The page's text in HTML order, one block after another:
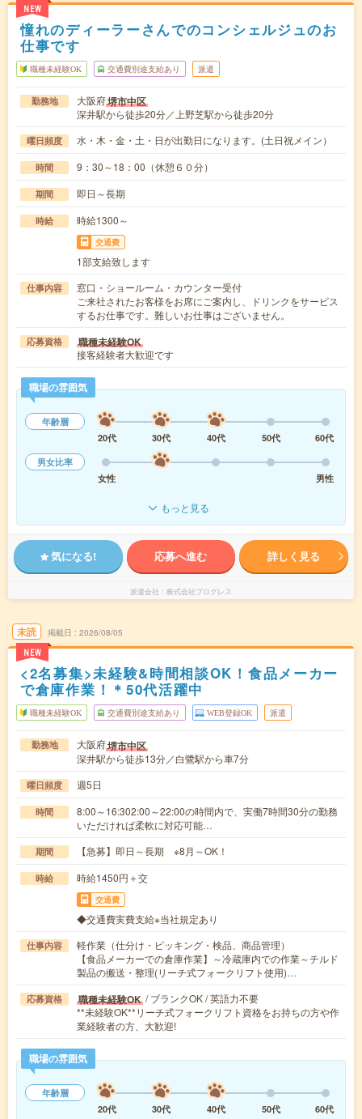
NEW
憧れのディーラーさんでのコンシェルジュのお
仕事です
職種未経験OK 交通費別途支給あり 派遣
勤務地 大阪府堺市中区
深井駅から徒歩20分／上野芝駅から徒歩20分
曜日頻度 水・木・金・土・日が出勤日になります。(土日祝メイン）
時間 9：30～18：00（休憩６０分）
期間 即日～長期
時給 時給1300～
交通費
1部支給致します
仕事内容
窓口・ショールーム・カウンター受付
ご来社されたお客様をお席にご案内し、ドリンクをサービス
するお仕事です。難しいお仕事はございません。
応募資格 職種未経験OK
接客経験者大歓迎です
職場の雰囲気
年齢層
20代
30代 40代 50代
60代
男女比率
女性
男性
もっと見る
気になる! 応募へ進む 詳しく見る
派遣会社 株式会社プログレス
未読
NEW
掲載日 2026/08/05
<2名募集>未経験&時間相談OK！食品メーカー
で倉庫作業！＊50代活躍中
職種未経験OK 交通費別途支給あり WEB登録OK 派遣
勤務地 大阪府堺市中区
深井駅から徒歩13分／白鷺駅から車7分
曜日頻度 週5日
時間
8:00～16:302:00～22:00の時間内で、実働7時間30分の勤務
いただければ柔軟に対応可能…
期間 【急募】即日～長期 ※8月～OK！
時給 時給1450円＋交
交通費
◆交通費実費支給※当社規定あり
仕事内容
軽作業（仕分け・ピッキング・検品、商品管理）
【食品メーカーでの倉庫作業】～冷蔵庫内での作業～チルド
製品の搬送・整理(リーチ式フォークリフト使用)…
応募資格 職種未経験OK / ブランクOK / 英語力不要
**未経験OK**リーチ式フォークリフト資格をお持ちの方や作
業経験者の方、大歓迎!
職場の雰囲気
年齢層
20代
30代 40代 50代
60代